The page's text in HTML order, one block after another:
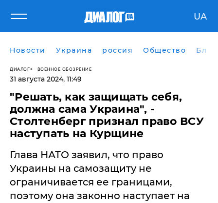
UA
Новости Украина россия Общество
ДИАЛОГ ВОЕННОЕ ОБОЗРЕНИЕ
31 августа 2024, 11:49
"Решать, как защищать себя,
должна сама Украина", -
Столтенберг признал право ВСУ
наступать на Курщине
Глава НАТО заявил, что право
Украины на самозащиту не
ограничивается ее границами,
поэтому она законно наступает на